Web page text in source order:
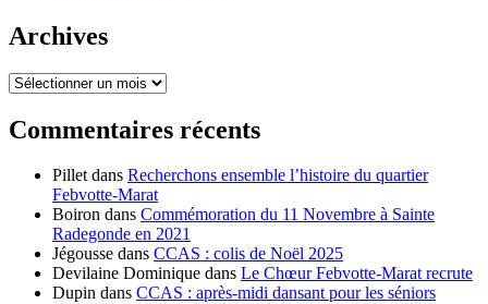
Archives
Archives
Commentaires récents
Pilletdans Recherchons ensemble l’histoire du quartier
Febvotte-Marat
Boiron dans Commémoration du 11 Novembre à Sainte
Radegonde en 2021
Jégousse dans CCAS : colis de Noël 2025
Devilaine Dominique dans Le Chœur Febvotte-Marat recrute
Dupin dans CCAS : après-midi dansant pour les séniors